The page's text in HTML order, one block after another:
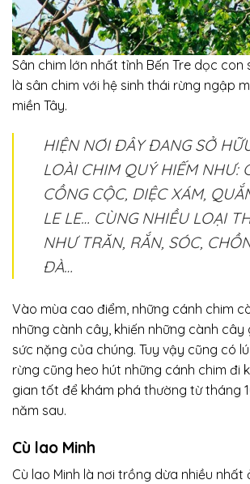
Sân chim lớn nhất tỉnh Bến Tre dọc con
là sân chim với hệ sinh thái rừng ngập
miền Tây.
HIỆN NƠI ĐÂY ĐANG SỞ
LOÀI CHIM QUÝ HIẾM NHƯ:
CỒNG CỘC, DIỆC XÁM,
LE LE… CÙNG NHIỀU LOẠI
NHƯ TRĂN, RẮN, SÓC,
ĐÀ…
Vào mùa cao điểm, những cánh chim
những cành cây, khiến những cành cây
sức nặng của chúng. Tuy vậy cũng có
rừng cũng heo hút những cánh chim đi
gian tốt để khám phá thường từ tháng
năm sau.
Cù lao Minh
Cù lao Minh là nơi trồng dừa nhiều nhất